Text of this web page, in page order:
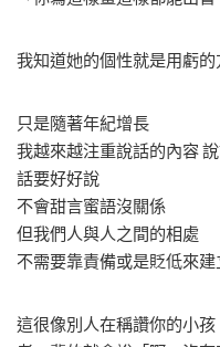
我知道她的個性就是用虧的
只是隨著年紀增長
我越來越注重說話的內容
話要好好說
不會甜言蜜語沒關係
但我們人與人之間的相處
不需要靠責備或是貶低來建
這很像別人在稱讚你的小孩